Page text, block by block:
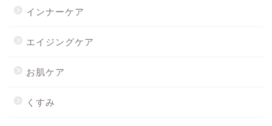
インナーケア
エイジングケア
お肌ケア
くすみ